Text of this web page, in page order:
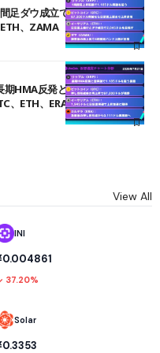
足ダウ成立で1.185ドルを狙う
、ZAMA
HMA反発と雲上抜けが買い
、ETH、ERA
View All
INI
37.20%
Solar